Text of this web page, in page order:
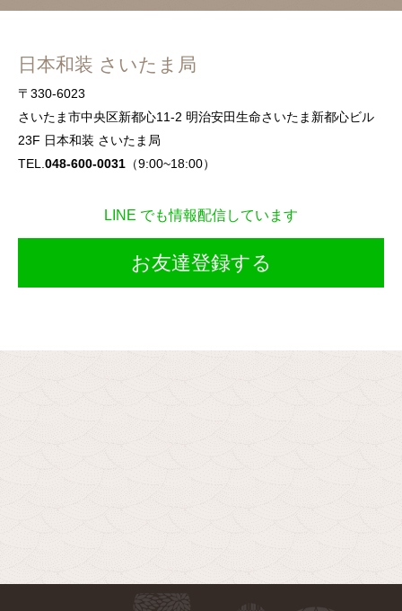
日本和装 さいたま局
〒330-6023
さいたま市中央区新都心11-2 明治安田生命さいたま新都心ビル
23F 日本和装 さいたま局
TEL. 048-600-0031 （9:00~18:00）
LINE でも情報配信しています
お友達登録する